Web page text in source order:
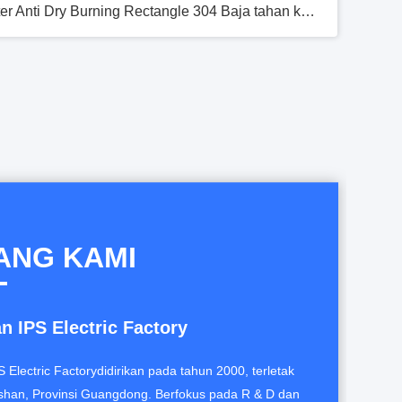
Baja Berkualitas Untuk Anak-anak
KAMI
IPS Electric Factory
Electric Factorydidirikan pada tahun 2000, terletak
Provinsi Guangdong. Berfokus pada R & D dan